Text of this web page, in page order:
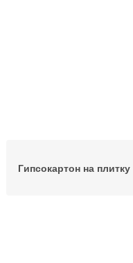
Гипсокартон на плитку